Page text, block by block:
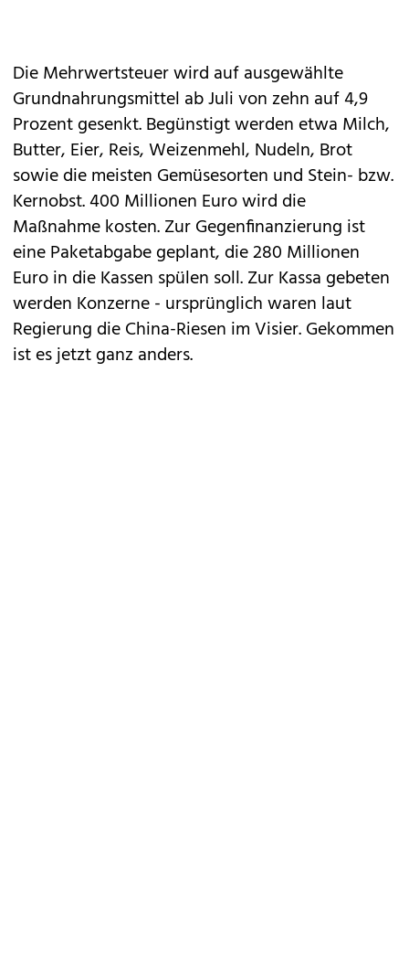
Die Mehrwertsteuer wird auf ausgewählte
Grundnahrungsmittel ab Juli von zehn auf 4,9
Prozent gesenkt. Begünstigt werden etwa Milch,
Butter, Eier, Reis, Weizenmehl, Nudeln, Brot
sowie die meisten Gemüsesorten und Stein- bzw.
Kernobst. 400 Millionen Euro wird die
Maßnahme kosten. Zur Gegenfinanzierung ist
eine Paketabgabe geplant, die 280 Millionen
Euro in die Kassen spülen soll. Zur Kassa gebeten
werden Konzerne - ursprünglich waren laut
Regierung die China-Riesen im Visier. Gekommen
ist es jetzt ganz anders.